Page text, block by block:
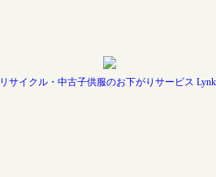
リサイクル・中古子供服のお下がりサービス